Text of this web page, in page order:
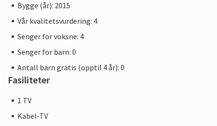
Bygge (år): 2015
Vår kvalitetsvurdering: 4
Senger for voksne: 4
Senger for barn: 0
Antall barn gratis (opptil 4 år): 0
Fasiliteter
1 TV
Kabel-TV